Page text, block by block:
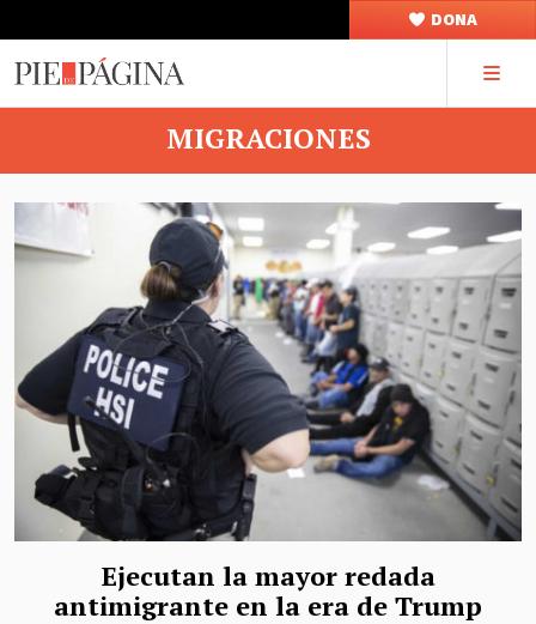
DONA
MIGRACIONES
Ejecutan la mayor redada
antimigrante en la era de Trump